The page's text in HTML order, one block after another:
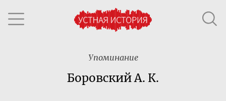
Упоминание
Боровский А. К.